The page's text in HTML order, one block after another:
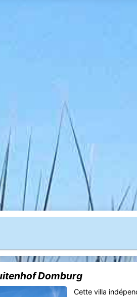
Domburg
Cette villa